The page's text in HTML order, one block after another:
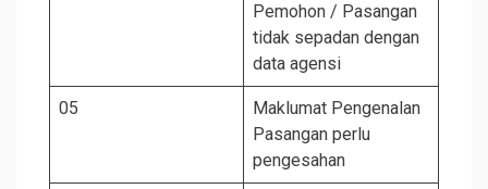
Pemohon / Pasangan
tidak sepadan dengan
data agensi
05
Maklumat Pengenalan
Pasangan perlu
pengesahan